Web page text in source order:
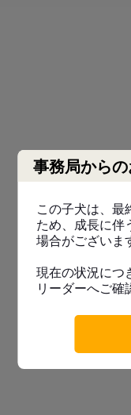
事務局から
この子犬は、最
ため、成長に伴
場合がございま
現在の状況につ
リーダーへご確